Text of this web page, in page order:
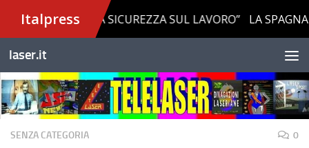
Salta al contenuto
laser.it
SENZA CATEGORIA 0